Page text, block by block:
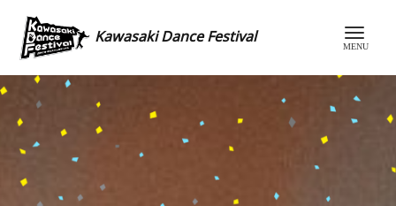
Kawasaki Dance Festival